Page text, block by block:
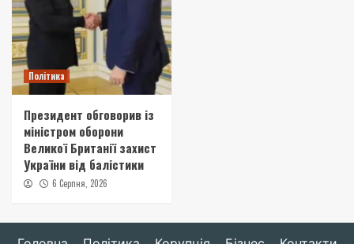
Політика
Президент обговорив із
міністром оборони
Великої Британії захист
України від балістики
6 Серпня, 2026